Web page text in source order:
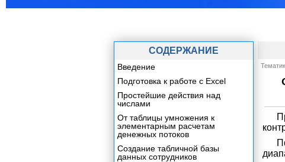
СОДЕРЖАНИЕ
Введение
Подготовка к работе с Excel
Простейшие действия над
числами
От таблицы умножения к
элементарным расчетам
денежных потоков
Создание табличной базы
данных сотрудников